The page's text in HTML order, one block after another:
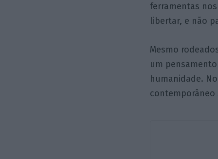
ferramentas
libertar, e não
Mesmo
um
humanidade.
contemporâneo